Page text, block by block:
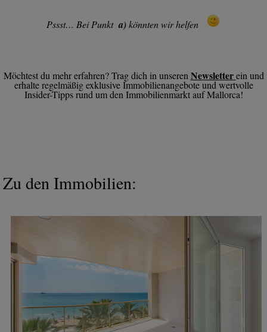
Pssst… Bei Punkta)könnten wir helfen
Möchtest du mehr erfahren? Trag dich in unseren Newsletter ein und
erhalte regelmäßig exklusive Immobilienangebote und wertvolle
Insider-Tipps rund um den Immobilienmarkt auf Mallorca!
Zu den Immobilien: